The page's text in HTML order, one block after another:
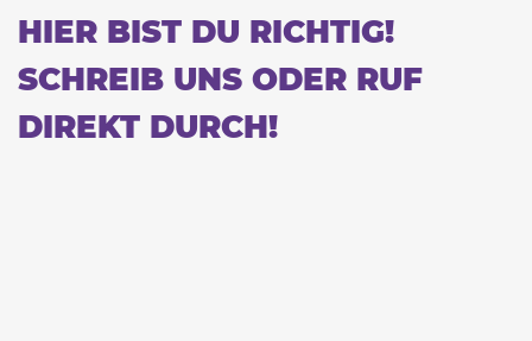
HIER BIST DU RICHTIG!
SCHREIB UNS ODER RUF
DIREKT DURCH!